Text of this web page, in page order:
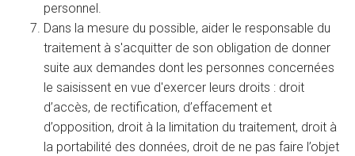
personnel.
Dans la mesure du possible, aider le responsable du
traitement à s'acquitter de son obligation de donner
suite aux demandes dont les personnes concernées
le saisissent en vue d'exercer leurs droits : droit
d’accès, de rectification, d’effacement et
d’opposition, droit à la limitation du traitement, droit à
la portabilité des données, droit de ne pas faire l’objet